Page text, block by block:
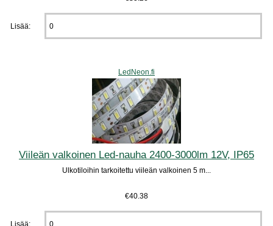
Lisää:
LedNeon.fi
Viileän valkoinen Led-nauha 2400-3000lm 12V, IP65
Ulkotiloihin tarkoitettu viileän valkoinen 5 m...
€40.38
Lisää: